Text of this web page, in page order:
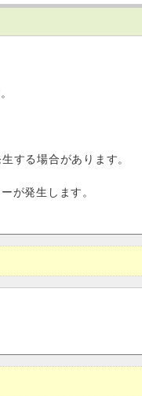
する場合があります。
が発生します。